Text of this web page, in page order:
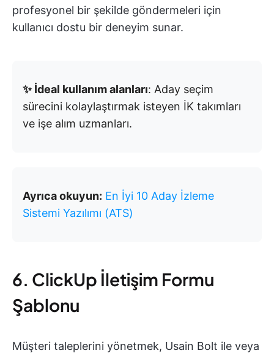
profesyonel bir şekilde göndermeleri için
kullanıcı dostu bir deneyim sunar.
✨ İdeal kullanım alanları: Aday seçim
sürecini kolaylaştırmak isteyen İK takımları
ve işe alım uzmanları.
Ayrıca okuyun: En İyi 10 Aday İzleme
Sistemi Yazılımı (ATS)
6. ClickUp İletişim Formu
Şablonu
Müşteri taleplerini yönetmek, Usain Bolt ile veya